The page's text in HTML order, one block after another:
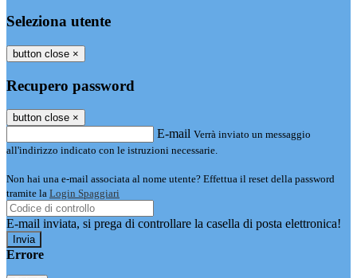
Seleziona utente
button close ×
Recupero password
button close ×
E-mail Verrà inviato un messaggio
all'indirizzo indicato con le istruzioni necessarie.
Non hai una e-mail associata al nome utente? Effettua il reset della password
tramite la Login Spaggiari
E-mail inviata, si prega di controllare la casella di posta elettronica!
Errore